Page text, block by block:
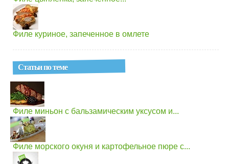
Филе куриное, запеченное в омлете
Статьи по теме
Филе миньон с бальзамическим уксусом и...
Филе морского окуня и картофельное пюре с...